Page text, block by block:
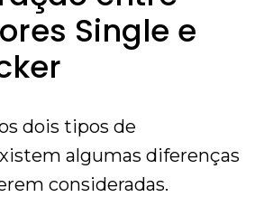
Single e
dois tipos de
algumas diferenças
consideradas.